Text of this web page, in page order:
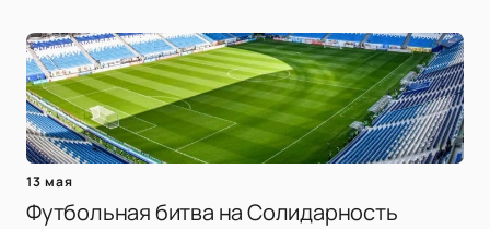
13 мая
Футбольная битва на Солидарность